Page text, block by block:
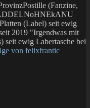
(Fanzine,
(Label) seit ewig
2019 "Irgendwas mit
seit ewig Labertasche bei
von felixfrantic